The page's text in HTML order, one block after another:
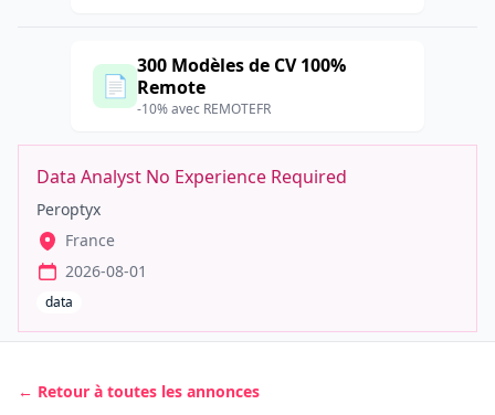
📄
300 Modèles de CV 100%
Remote
-10% avec REMOTEFR
Data Analyst No Experience Required
Peroptyx
France
2026-08-01
data
← Retour à toutes les annonces